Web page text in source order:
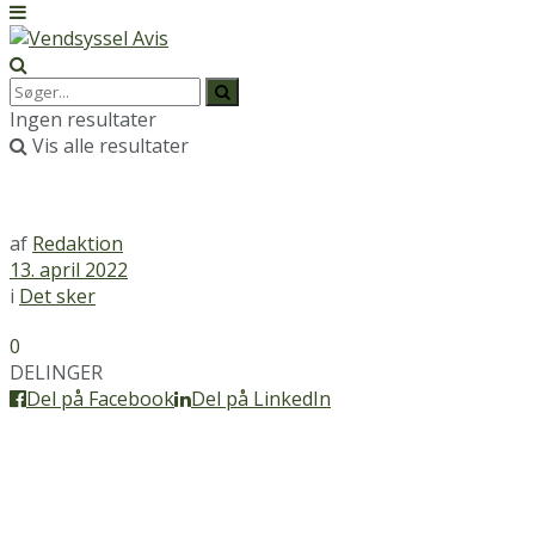
Ingen resultater
Vis alle resultater
af Redaktion
13. april 2022
i Det sker
0
DELINGER
Del på Facebook
Del på LinkedIn